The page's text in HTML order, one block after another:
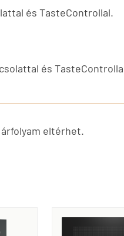
és TasteControllal.
és
eltérhet.